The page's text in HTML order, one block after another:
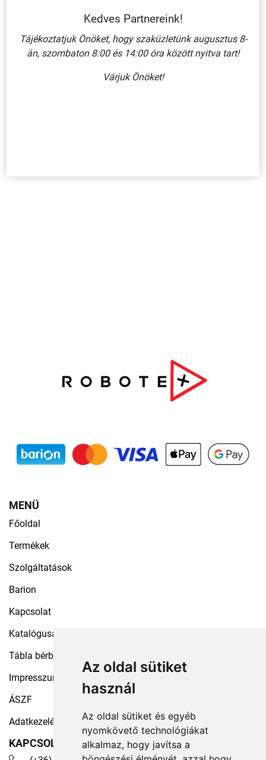
Az oldal sütiket
használ
Az oldal sütiket és egyéb
nyomkövető technológiákat
alkalmaz, hogy javítsa a
MENÜ
Főoldal
Termékek
Szolgáltatások
Barion
Kapcsolat
Katalógusaink
Tábla bérbeadás
Impresszum
ÁSZF
Adatkezelési tájékoztató
KAPCSOLAT
Kedves Partnereink!
Tájékoztatjuk Önöket, hogy szaküzletünk augusztus 8-
án, szombaton 8:00 és 14:00 óra között nyitva tart!
Várjuk Önöket!